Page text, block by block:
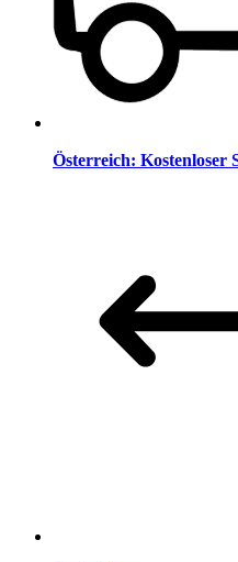
Österreich: Kostenloser